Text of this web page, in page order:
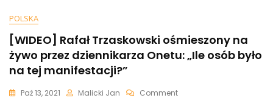
POLSKA
[WIDEO] Rafał Trzaskowski ośmieszony na
żywo przez dziennikarza Onetu: „Ile osób było
na tej manifestacji?”
Paź 13, 2021 Malicki Jan CommentOn